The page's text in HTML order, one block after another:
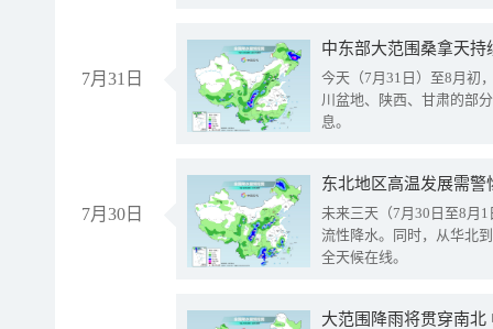
7月31日
中东部大范围桑拿天
今天（7月31日）至8月初
川盆地、陕西、甘肃的部
息。
7月30日
东北地区高温发展需
未来三天（7月30日至8月
流性降水。同时，从华北
全天候在线。
大范围降雨将贯穿南